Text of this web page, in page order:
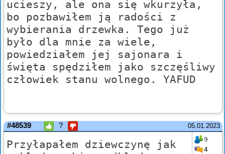
ucieszy, ale ona się wkurzyła,
bo pozbawiłem ją radości z
wybierania drzewka. Tego już
było dla mnie za wiele,
powiedziałem jej sajonara i
święta spędziłem jako szczęśliwy
człowiek stanu wolnego. YAFUD
05.01.2023
#48539 ?
9
4
Przyłapałem dziewczynę jak